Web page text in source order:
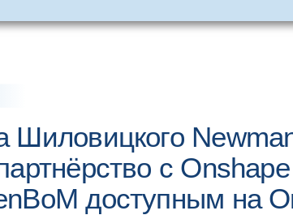
Шиловицкого
с
доступным на